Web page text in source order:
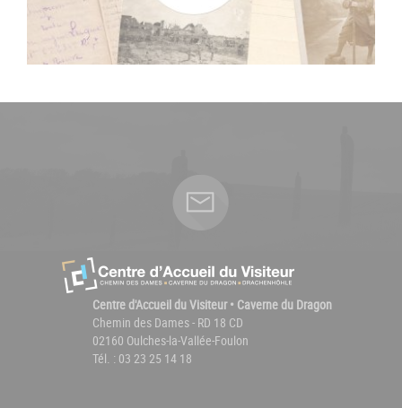
Centre d'Accueil du Visiteur • Caverne du Dragon
Chemin des Dames - RD 18 CD
02160 Oulches-la-Vallée-Foulon
Tél. : 03 23 25 14 18